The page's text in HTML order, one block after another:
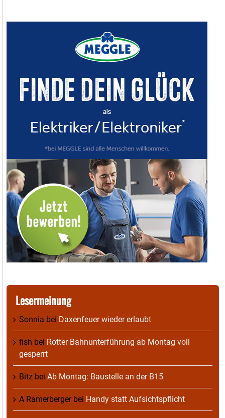
Lesermeinung
Sonnia bei Daxenfeuer wieder erlaubt
fish bei Rotter Bahnunterführung ab Montag voll
gesperrt
Bitz bei Ab Montag: Baustelle an der B15
A Ramerbergerbei Handy statt Aufsichtspflicht